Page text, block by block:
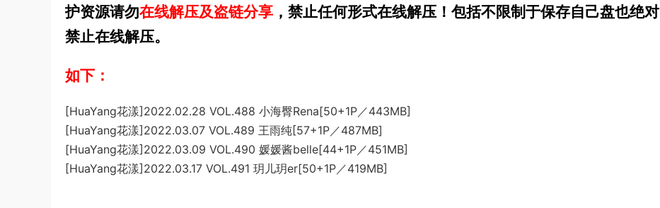
护资源请勿在线解压及盗链分享 ，禁止任何形式在线解压！包括不限制于保存自己盘也绝对
禁止在线解压。
如下：
[HuaYang花漾]2022.02.28 VOL.488 小海臀Rena[50+1P／443MB]
[HuaYang花漾]2022.03.07 VOL.489 王雨纯[57+1P／487MB]
[HuaYang花漾]2022.03.09 VOL.490 媛媛酱belle[44+1P／451MB]
[HuaYang花漾]2022.03.17 VOL.491 玥儿玥er[50+1P／419MB]